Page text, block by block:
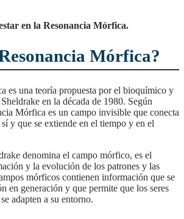
estar en la Resonancia Mórfica.
Mórfica?
en la década de 1980. Según
Mórfica es un campo invisible que conecta
y que se extiende en el tiempo y en el
y la evolución de los patrones y las
mórficos contienen información que se
en generación y que permite que los seres
adapten a su entorno.